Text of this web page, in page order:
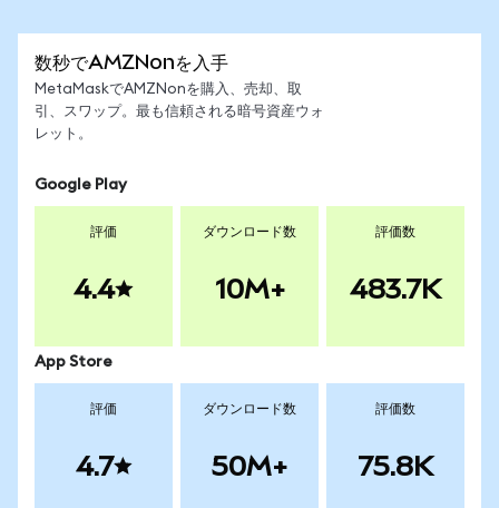
数秒でAMZNonを入手
MetaMaskでAMZNonを購入、売却、取
引、スワップ。最も信頼される暗号資産ウォ
レット。
Google Play
評価
4.4
ダウンロード数
10M+
評価数
483.7K
App Store
評価
4.7
ダウンロード数
50M+
評価数
75.8K